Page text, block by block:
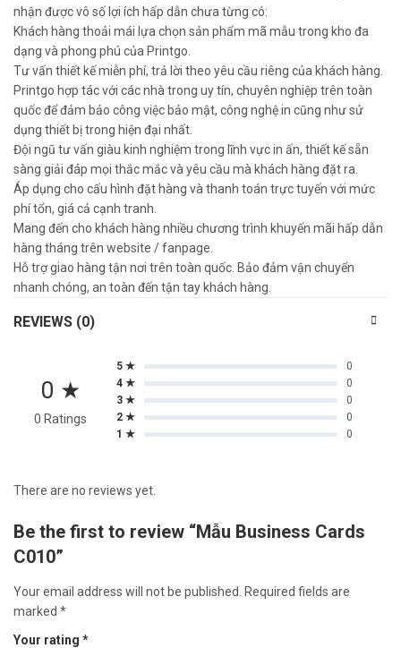
nhận được vô số lợi ích hấp dẫn chưa từng có:
Khách hàng thoải mái lựa chọn sản phẩm mã mẫu trong kho đa
dạng và phong phú của Printgo.
Tư vấn thiết kế miễn phí, trả lời theo yêu cầu riêng của khách hàng.
Printgo hợp tác với các nhà trong uy tín, chuyên nghiệp trên toàn
quốc để đảm bảo công việc bảo mật, công nghệ in cũng như sử
dụng thiết bị trong hiện đại nhất.
Đội ngũ tư vấn giàu kinh nghiệm trong lĩnh vực in ấn, thiết kế sẵn
sàng giải đáp mọi thắc mắc và yêu cầu mà khách hàng đặt ra.
Áp dụng cho cấu hình đặt hàng và thanh toán trực tuyến với mức
phí tổn, giá cả cạnh tranh.
Mang đến cho khách hàng nhiều chương trình khuyến mãi hấp dẫn
hàng tháng trên website / fanpage.
Hỗ trợ giao hàng tận nơi trên toàn quốc. Bảo đảm vận chuyển
nhanh chóng, an toàn đến tận tay khách hàng.
REVIEWS (0)
0 ★
0 Ratings
5 ★
0
4 ★
0
3 ★
0
2 ★
0
1 ★
0
There are no reviews yet.
Be the first to review “Mẫu Business Cards
C010”
Your email address will not be published. Required fields are
marked *
Your rating *